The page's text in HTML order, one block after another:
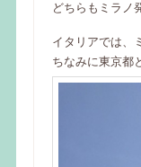
どちらもミラノ
イタリアでは、
ちなみに東京都